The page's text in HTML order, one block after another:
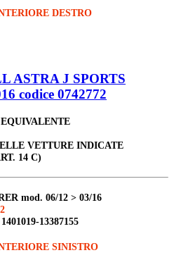
DESTRO
ASTRA J SPORTS
codice 0742772
VETTURE INDICATE
14 C)
mod. 06/12 > 03/16
1401019-13387155
SINISTRO